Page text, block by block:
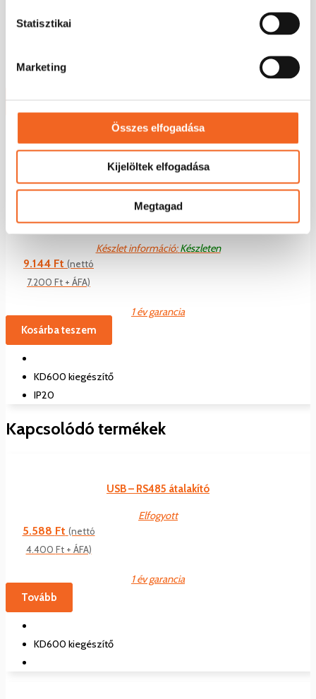
Statisztikai
Marketing
Összes elfogadása
Kijelöltek elfogadása
Megtagad
KD600 kiegészítő
KD600/KD600M külső kezelőegység LED IP20
Készlet információ: Készleten
9.144 Ft (nettó
7.200 Ft + ÁFA)
1 év garancia
Kosárba teszem
KD600 kiegészítő
IP20
Kapcsolódó termékek
USB – RS485 átalakító
Elfogyott
5.588 Ft (nettó
4.400 Ft+ ÁFA)
1 év garancia
Tovább
KD600 kiegészítő